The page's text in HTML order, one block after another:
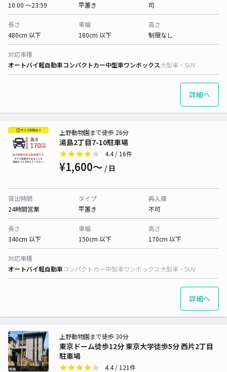
10:00 〜23:59
平置き
可
長さ
480cm 以下
車幅
180cm 以下
高さ
制限なし
対応車種
オートバイ軽自動車コンパクトカー中型車ワンボックス大型車・SUV
詳細へ
湯島2丁目7-10駐車場
上野動物園まで徒歩 26分
4.4/ 16件
¥1,600〜 / 日
貸出時間
24時間営業
タイプ
平置き
再入庫
不可
長さ
340cm 以下
車幅
150cm 以下
高さ
170cm 以下
対応車種
オートバイ軽自動車コンパクトカー中型車ワンボックス大型車・SUV
詳細へ
東京ドーム徒歩12分 東京大学徒歩5分 西片2丁目
駐車場
上野動物園まで徒歩 30分
4.4/ 121件